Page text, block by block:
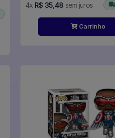
4x R$ 35,48 sem juros
Carrinho